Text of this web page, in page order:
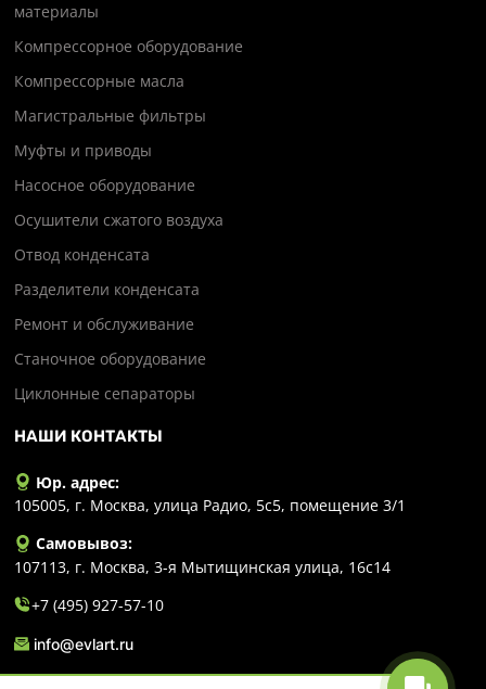
материалы
Компрессорное оборудование
Компрессорные масла
Магистральные фильтры
Муфты и приводы
Насосное оборудование
Осушители сжатого воздуха
Отвод конденсата
Разделители конденсата
Ремонт и обслуживание
Станочное оборудование
Циклонные сепараторы
НАШИ КОНТАКТЫ
Юр. адрес:
105005, г. Москва, улица Радио, 5с5, помещение 3/1
Самовывоз:
107113, г. Москва, 3-я Мытищинская улица, 16с14
+7 (495) 927-57-10
info@evlart.ru